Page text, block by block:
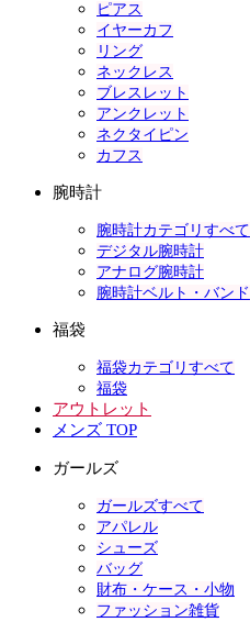
ピアス
イヤーカフ
リング
ネックレス
ブレスレット
アンクレット
ネクタイピン
カフス
腕時計
腕時計カテゴリすべて
デジタル腕時計
アナログ腕時計
腕時計ベルト・バンド
福袋
福袋カテゴリすべて
福袋
アウトレット
メンズ TOP
ガールズ
ガールズすべて
アパレル
シューズ
バッグ
財布・ケース・小物
ファッション雑貨